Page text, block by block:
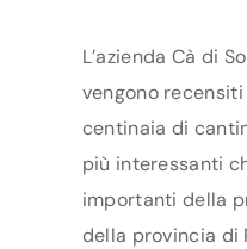
L’azienda Cà di
vengono
centinaia di
più interessanti
importanti della
della provincia di